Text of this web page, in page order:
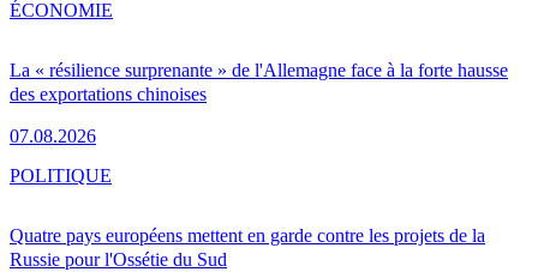
La « résilience surprenante » de l'Allemagne face à la forte hausse
des exportations chinoises
07.08.2026
ÉCONOMIE
Quatre pays européens mettent en garde contre les projets de la
Russie pour l'Ossétie du Sud
POLITIQUE